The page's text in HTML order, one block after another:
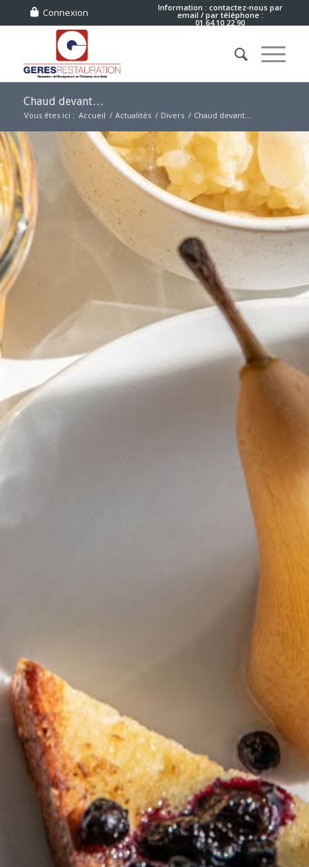
Connexion Information : contactez-nous par
email / par téléphone :
01.64.10.22.90
Chaud devant…
Vous êtes ici : Accueil / Actualités / Divers / Chaud devant…